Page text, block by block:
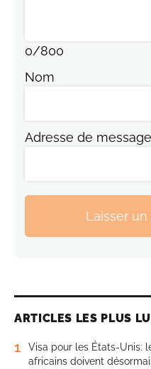
0/800
Nom
Adresse de
Laisser
ARTICLES LES PLUS
1
Visa pour les États-Unis:
africains doivent